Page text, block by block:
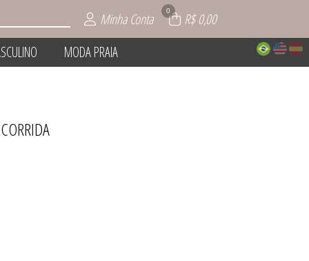
Minha Conta 0 R$ 0,00
MODA PRAIA